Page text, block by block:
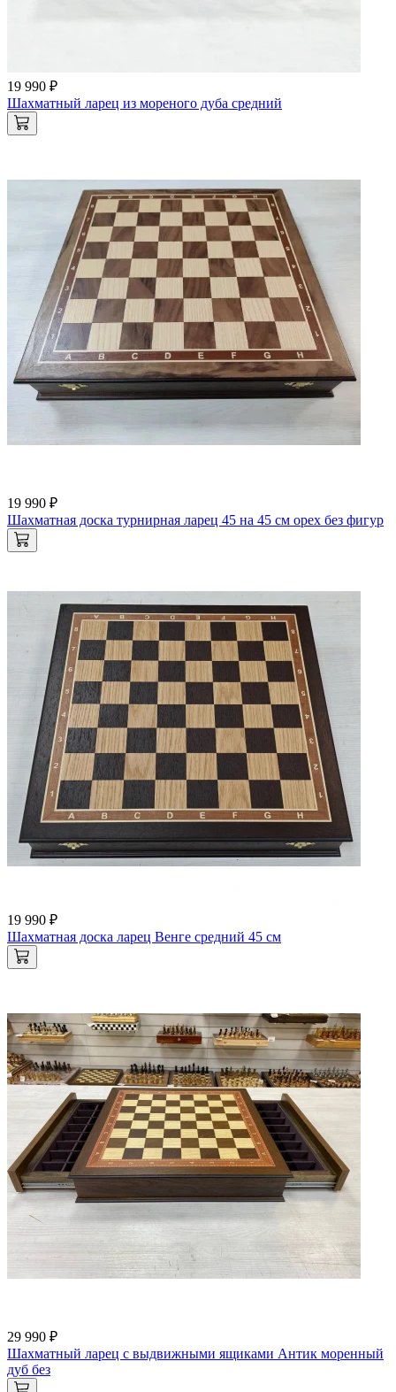
19 990 ₽
Шахматный ларец из мореного дуба средний
19 990 ₽
Шахматная доска турнирная ларец 45 на 45 см орех без фигур
19 990 ₽
Шахматная доска ларец Венге средний 45 см
29 990 ₽
Шахматный ларец с выдвижными ящиками Антик моренный
дуб без